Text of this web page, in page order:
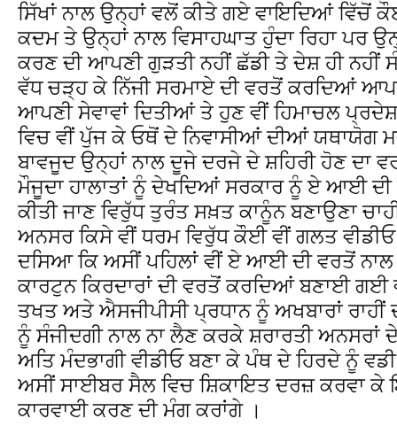
ਸਿੱਖਾਂ ਨਾਲ ਉਨ੍ਹਾਂ ਵਲੋਂ ਕੀਤੇ ਗਏ ਵਾਇਦਿਆਂ ਵਿੱਚੋਂ
ਕਦਮ ਤੇ ਉਨ੍ਹਾਂ ਨਾਲ ਵਿਸਾਹਘਾਤ ਹੁੰਦਾ ਰਿਹਾ ਪਰ
ਕਰਣ ਦੀ ਆਪਣੀ ਗੁੜਤੀ ਨਹੀਂ ਛੱਡੀ ਤੇ ਦੇਸ਼ ਹੀ ਨਹੀਂ
ਵੱਧ ਚੜ੍ਹ ਕੇ ਨਿੱਜੀ ਸਰਮਾਏ ਦੀ ਵਰਤੋਂ ਕਰਦਿਆਂ
ਆਪਣੀ ਸੇਵਾਵਾਂ ਦਿਤੀਆਂ ਤੇ ਹੁਣ ਵੀਂ ਹਿਮਾਚਲ
ਵਿਚ ਵੀਂ ਪੁੱਜ ਕੇ ਓਥੋਂ ਦੇ ਨਿਵਾਸੀਆਂ ਦੀਆਂ ਯਥਾਯੋਗ
ਬਾਵਜੂਦ ਉਨ੍ਹਾਂ ਨਾਲ ਦੂਜੇ ਦਰਜੇ ਦੇ ਸ਼ਹਿਰੀ ਹੋਣ ਦਾ
ਮੌਜੂਦਾ ਹਾਲਾਤਾਂ ਨੂੰ ਦੇਖਦਿਆਂ ਸਰਕਾਰ ਨੂੰ ਏ ਆਈ ਦੀ
ਕੀਤੀ ਜਾਣ ਵਿਰੁੱਧ ਤੁਰੰਤ ਸਖ਼ਤ ਕਾਨੂੰਨ ਬਣਾਉਣਾ
ਅਨਸਰ ਕਿਸੇ ਵੀਂ ਧਰਮ ਵਿਰੁੱਧ ਕੌਈ ਵੀਂ ਗਲਤ ਵੀਡੀਓ
ਦਸਿਆ ਕਿ ਅਸੀਂ ਪਹਿਲਾਂ ਵੀਂ ਏ ਆਈ ਦੀ ਵਰਤੋਂ ਨਾਲ
ਕਾਰਟੁਨ ਕਿਰਦਾਰਾਂ ਦੀ ਵਰਤੋਂ ਕਰਦਿਆਂ ਬਣਾਈ ਗਈ
ਤਖਤ ਅਤੇ ਐਸਜੀਪੀਸੀ ਪ੍ਰਧਾਨ ਨੂੰ ਅਖਬਾਰਾਂ
ਨੂੰ ਸੰਜੀਦਗੀ ਨਾਲ ਨਾ ਲੈਣ ਕਰਕੇ ਸ਼ਰਾਰਤੀ
ਅਤਿ ਮੰਦਭਾਗੀ ਵੀਡੀਓ ਬਣਾ ਕੇ ਪੰਥ ਦੇ ਹਿਰਦੇ ਨੂੰ
ਅਸੀਂ ਸਾਈਬਰ ਸੈਲ ਵਿਚ ਸ਼ਿਕਾਇਤ ਦਰਜ਼ ਕਰਵਾ ਕੇ
ਕਾਰਵਾਈ ਕਰਣ ਦੀ ਮੰਗ ਕਰਾਂਗੇ ।